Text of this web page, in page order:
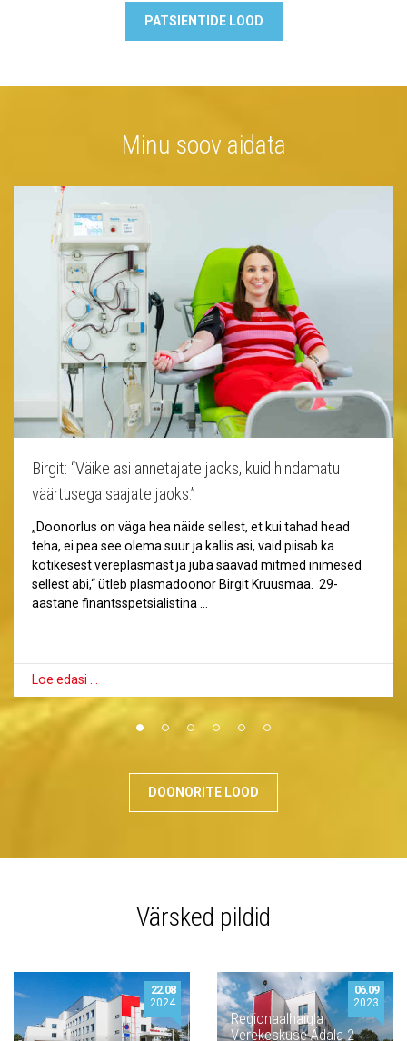
PATSIENTIDE LOOD
Minu soov aidata
Birgit: “Väike asi annetajate jaoks, kuid hindamatu
väärtusega saajate jaoks.”
„Doonorlus on väga hea näide sellest, et kui tahad head
teha, ei pea see olema suur ja kallis asi, vaid piisab ka
kotikesest vereplasmast ja juba saavad mitmed inimesed
sellest abi,“ ütleb plasmadoonor Birgit Kruusmaa. 29-
aastane finantsspetsialistina …
Loe edasi …
DOONORITE LOOD
Värsked pildid
22.08
2024
Regionaalhaigla
Verekeskuse Ädala 2
06.09
2023